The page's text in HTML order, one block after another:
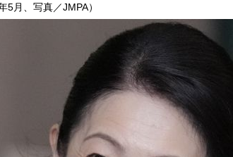
5月、写真／JMPA）